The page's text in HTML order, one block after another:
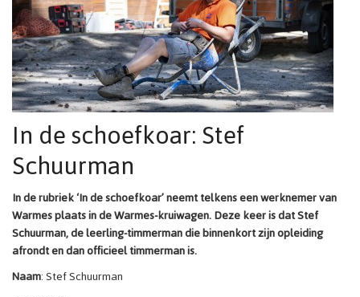
In de schoefkoar: Stef
Schuurman
In de rubriek ‘In de schoefkoar’ neemt telkens een werknemer van
Warmes plaats in de Warmes-kruiwagen. Deze keer is dat Stef
Schuurman, de leerling-timmerman die binnenkort zijn opleiding
afrondt en dan officieel timmerman is.
Naam: Stef Schuurman